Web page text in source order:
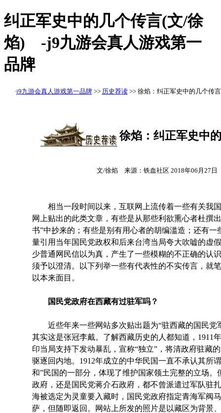
纠正军史中的几个传言(文/徐
焰) -j9九游会真人游戏第一
品牌
·j9九游会真人游戏第一品牌>> 历史荐读>> 徐焰：纠正军史中的几个传言
徐焰：纠正军史中
文/徐焰 来源：铁血社区 2018年06月27
相当一段时间以来，互联网上流传着一些有关我国
网上贴出的此类文章，有些是从那些利欲熏心者杜撰
书”中抄来的；有些是别有用心者的胡编滥造；还有
量引用当年国民党政权和后来台湾当局夸大吹嘘的虚
少普通网民信以为真，产生了一些模糊的不正确的认
须予以澄清。以下列举一些有代表性的不实传言，就
以本来面目。
国民党政府在西藏有过驻军吗？
近些年来一些网站多次贴出题为“驻西藏的国民党
其实这是张冠李戴。了解西藏历史的人都知道，1911
印当局支持下发动暴乱，宣称“独立”，将清政府驻藏
驱逐回内地。1912年成立的中华民国一直不承认其所
和”民国的一部分，体现了维护国家领土完整的立场
政府，还是国民党蒋介石政府，都不曾派遣过军队驻
海被选定为灵童要入藏时，国民党政府指定青海军阀
萨，但随即返回。网站上所发的照片是以藏区为背景